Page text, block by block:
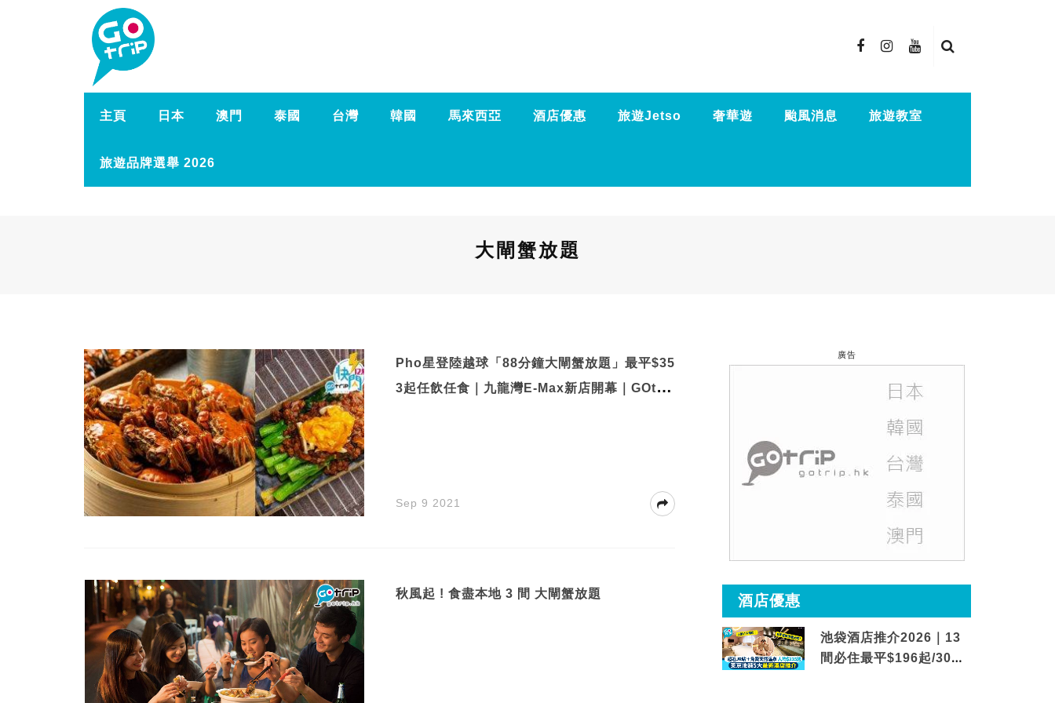
主頁 日本 澳門 泰國 台灣 韓國 馬來西亞 酒店優惠 旅遊Jetso 奢華遊 颱風消息 旅遊教室
旅遊品牌選舉 2026
大閘蟹放題
Pho星登陸越球「88分鐘大閘蟹放題」最平$35
3起任飲任食｜九龍灣E-Max新店開幕｜GOtrip
Sep 9 2021
秋風起 ! 食盡本地 3 間 大閘蟹放題
廣告
酒店優惠
池袋酒店推介2026｜13
間必住最平$196起/30秒